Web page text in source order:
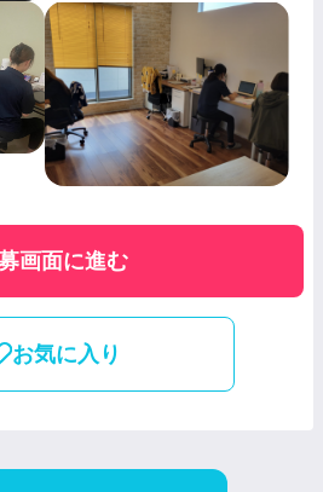
画面に進む
お気に入り